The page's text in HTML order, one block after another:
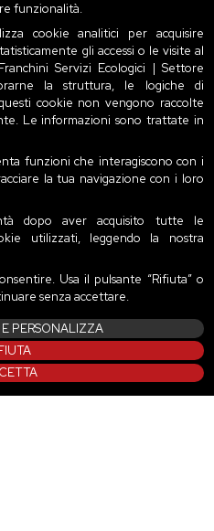
funzionalità.
cookie analitici per acquisire
gli accessi o le visite al
Servizi Ecologici | Settore
la struttura, le logiche di
cookie non vengono raccolte
Le informazioni sono trattate in
funzioni che interagiscono con i
la tua navigazione con i loro
dopo aver acquisito tutte le
utilizzati, leggendo la nostra
Usa il pulsante “Rifiuta” o
senza accettare.
PERSONALIZZA